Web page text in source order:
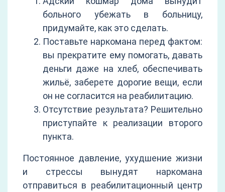
больного убежать в больницу,
придумайте, как это сделать.
Поставьте наркомана перед фактом:
вы прекратите ему помогать, давать
деньги даже на хлеб, обеспечивать
жильё, заберете дорогие вещи, если
он не согласится на реабилитацию.
Отсутствие результата? Решительно
приступайте к реализации второго
пункта.
Постоянное давление, ухудшение жизни
и стрессы вынудят наркомана
отправиться в реабилитационный центр